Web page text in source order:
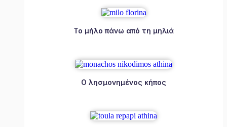
Το μήλο πάνω από τη μηλιά
Ο λησμονημένος κήπος